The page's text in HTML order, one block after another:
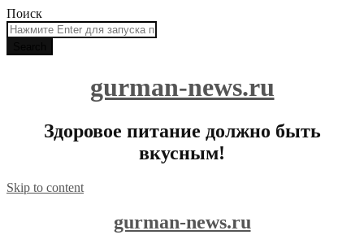
Поиск
gurman-news.ru
Здоровое питание должно быть
вкусным!
Skip to content
gurman-news.ru